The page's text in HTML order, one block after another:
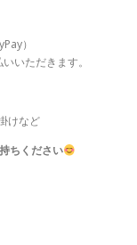
）
いただきます。
けなど
ちください